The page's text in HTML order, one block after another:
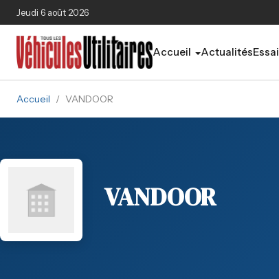
Aller au contenu principal
Jeudi 6 août 2026
Accueil Actualités
Accueil / VANDOOR
VANDOOR